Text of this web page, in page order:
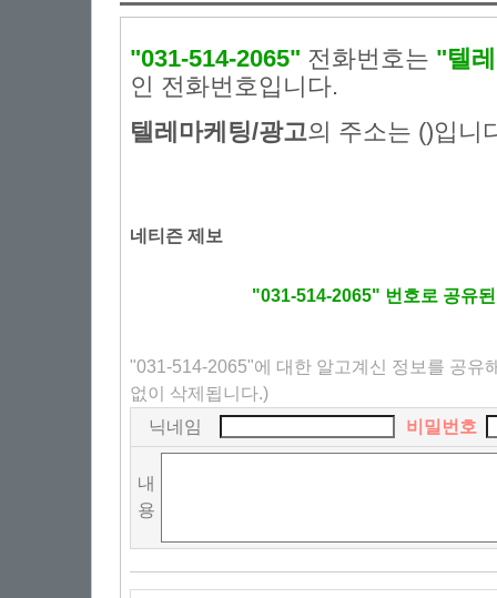
"031-514-2065" 전화번호는 "텔
인 전화번호입니다.
텔레마케팅/광고의 주소는 ()입니
네티즌 제보
"031-514-2065" 번호로 공유
"031-514-2065"에 대한 알고계신 정보를 공유
없이 삭제됩니다.)
닉네임
비밀번호
내
용